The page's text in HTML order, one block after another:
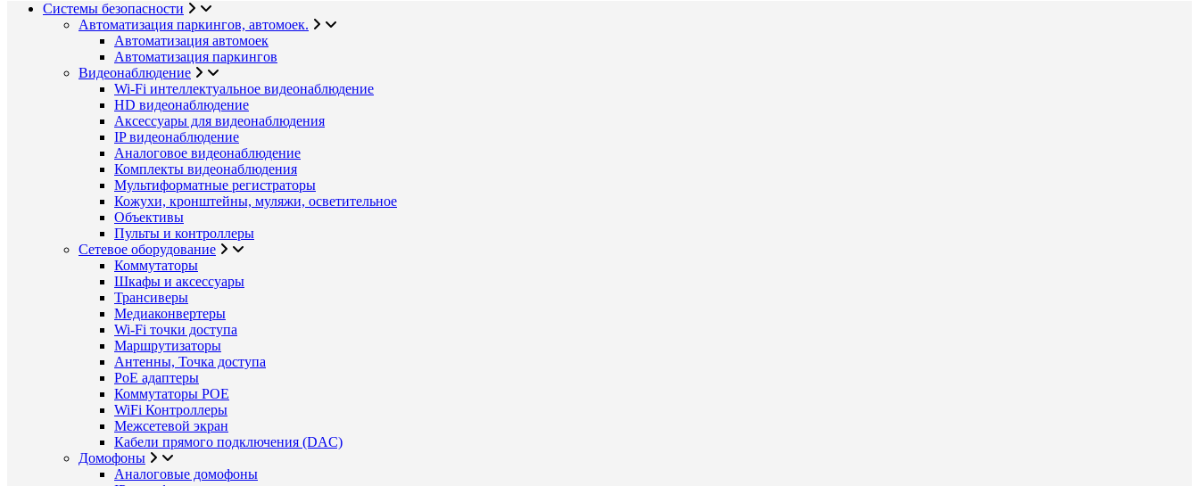
Системы безопасности
Автоматизация паркингов, автомоек.
Автоматизация автомоек
Автоматизация паркингов
Видеонаблюдение
Wi-Fi интеллектуальное видеонаблюдение
HD видеонаблюдение
Аксессуары для видеонаблюдения
IP видеонаблюдение
Аналоговое видеонаблюдение
Комплекты видеонаблюдения
Мультиформатные регистраторы
Кожухи, кронштейны, муляжи, осветительное
Объективы
Пульты и контроллеры
Сетевое оборудование
Коммутаторы
Шкафы и аксессуары
Трансиверы
Медиаконвертеры
Wi-Fi точки доступа
Маршрутизаторы
Антенны, Точка доступа
PoE адаптеры
Коммутаторы POE
WiFi Контроллеры
Межсетевой экран
Кабели прямого подключения (DAC)
Домофоны
Аналоговые домофоны